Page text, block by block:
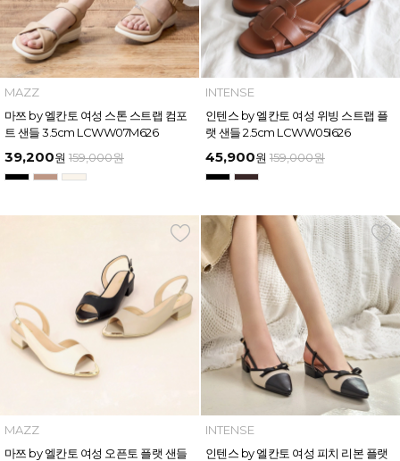
MAZZ
마쯔 by 엘칸토 여성 스톤 스트랩 컴포
트 샌들 3.5cm LCWW07M626
39,200원 159,000원
INTENSE
인텐스 by 엘칸토 여성 위빙 스트랩 플
랫 샌들 2.5cm LCWW05I626
45,900원 159,000원
MAZZ
마쯔 by 엘칸토 여성 오픈토 플랫 샌들
INTENSE
인텐스 by 엘칸토 여성 피치 리본 플랫